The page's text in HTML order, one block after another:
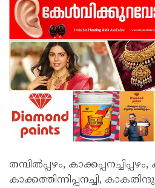
തമ്പിൽപ്പഴം, കാക്കപ്പനച്ചിപ്പഴം,
കാക്കത്തിന്നിപ്പനച്ചി,